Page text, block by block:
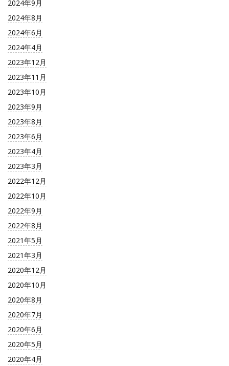
2024年9月
2024年8月
2024年6月
2024年4月
2023年12月
2023年11月
2023年10月
2023年9月
2023年8月
2023年6月
2023年4月
2023年3月
2022年12月
2022年10月
2022年9月
2022年8月
2021年5月
2021年3月
2020年12月
2020年10月
2020年8月
2020年7月
2020年6月
2020年5月
2020年4月